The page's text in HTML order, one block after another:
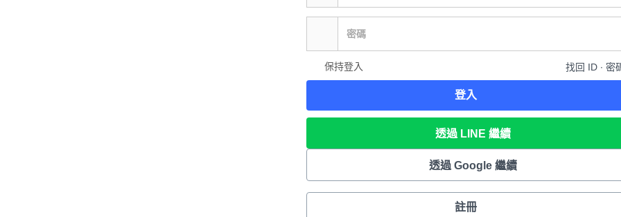
保持登入 找回 ID ∙ 密
登入
透過 LINE 繼續
透過 Google 繼續
註冊